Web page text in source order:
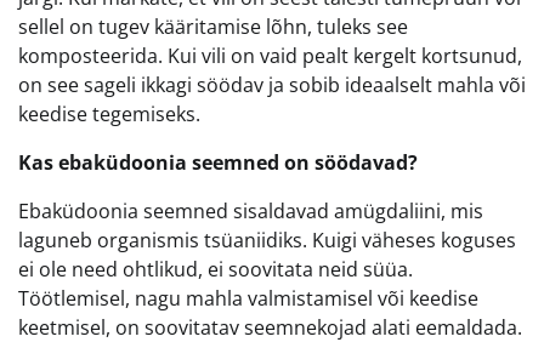
sellel on tugev kääritamise lõhn, tuleks see
komposteerida. Kui vili on vaid pealt kergelt kortsunud,
on see sageli ikkagi söödav ja sobib ideaalselt mahla või
keedise tegemiseks.
Kas ebaküdoonia seemned on söödavad?
Ebaküdoonia seemned sisaldavad amügdaliini, mis
laguneb organismis tsüaniidiks. Kuigi väheses koguses
ei ole need ohtlikud, ei soovitata neid süüa.
Töötlemisel, nagu mahla valmistamisel või keedise
keetmisel, on soovitatav seemnekojad alati eemaldada.